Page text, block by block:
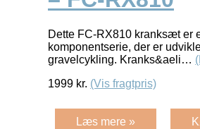
Dette FC-RX810 kranksæt er
komponentserie, der er
gravelcykling. Kranks&aeli…
1999 kr. (Vis fragtpris)
Læs mere »